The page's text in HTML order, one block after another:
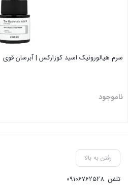
سرم هیالورونیک اسید کوزارکس | آبرسان قوی
ناموجود
رفتن به بالا
تلفن 09106762528